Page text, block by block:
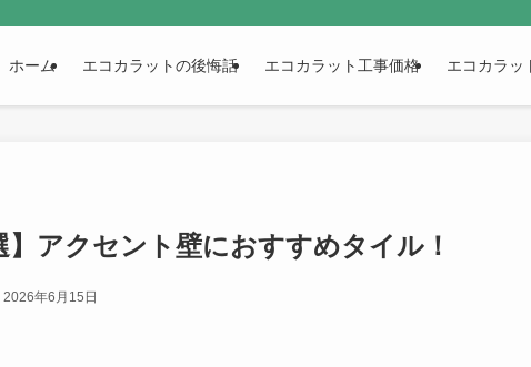
ホーム エコカラットの後悔話 エコカラット工事価格 エコカラッ
アクセント壁におすすめタイル！
2026年6月15日